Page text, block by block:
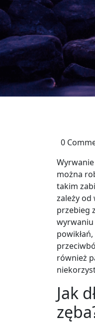
0
można
takim
zależy
przebieg
wyrwaniu
również
Jak